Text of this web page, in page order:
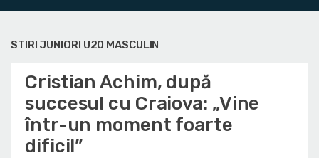
STIRI JUNIORI U20 MASCULIN
Cristian Achim, după
succesul cu Craiova: „Vine
într-un moment foarte
dificil”